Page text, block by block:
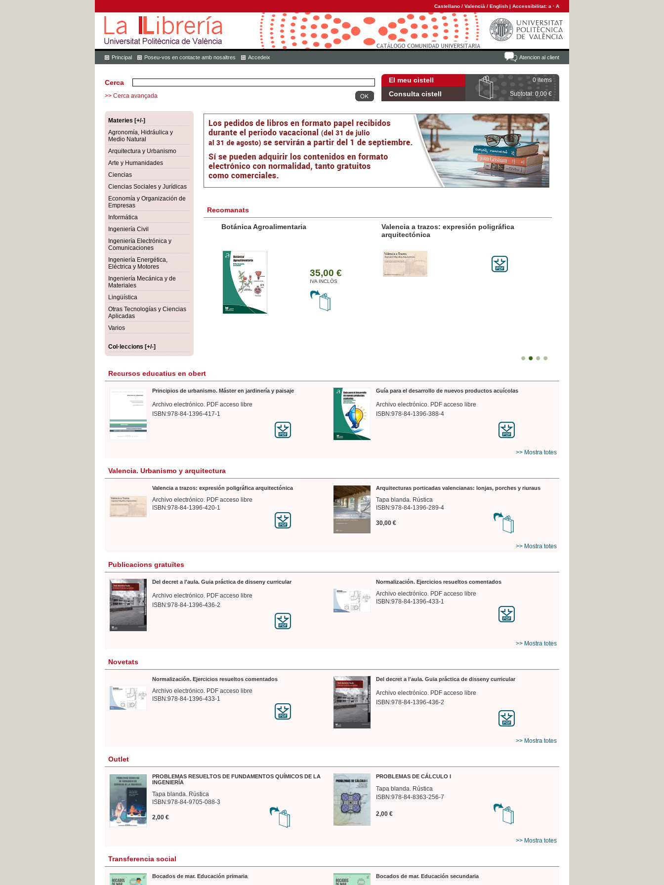
Castellano / Valencià / English | Accessibilitat: a · A
Atencion al client
Principal Poseu-vos en contacte amb nosaltres Accedeix
El meu cistell 0 items
Consulta cistell Subtotal: 0,00 €
Cerca
>> Cerca avançada
Materies [+/-]
Agronomía, Hidráulica y
Medio Natural
Arquitectura y Urbanismo
Arte y Humanidades
Ciencias
Ciencias Sociales y Jurídicas
Economía y Organización de
Empresas
Informática
Ingeniería Civil
Ingeniería Electrónica y
Comunicaciones
Ingeniería Energética,
Eléctrica y Motores
Ingeniería Mecánica y de
Materiales
Lingüística
Otras Tecnologías y Ciencias
Aplicadas
Varios
Col·leccions [+/-]
Recomanats
Botánica Agroalimentaria
35,00 €
IVA INCLÒS
Valencia a trazos: expresión poligráfica
arquitectónica
Recursos educatius en obert
Principios de urbanismo. Máster en jardinería y paisaje
Archivo electrónico. PDF acceso libre
ISBN:978-84-1396-417-1
Guía para el desarrollo de nuevos productos acuícolas
Archivo electrónico. PDF acceso libre
ISBN:978-84-1396-388-4
>> Mostra totes
Valencia. Urbanismo y arquitectura
Valencia a trazos: expresión poligráfica arquitectónica
Archivo electrónico. PDF acceso libre
ISBN:978-84-1396-420-1
Arquitecturas porticadas valencianas: lonjas, porches y riuraus
Tapa blanda. Rústica
ISBN:978-84-1396-289-4
30,00 €
>> Mostra totes
Publicacions gratuïtes
Del decret a l'aula. Guia práctica de disseny curricular
Archivo electrónico. PDF acceso libre
ISBN:978-84-1396-436-2
Normalización. Ejercicios resueltos comentados
Archivo electrónico. PDF acceso libre
ISBN:978-84-1396-433-1
>> Mostra totes
Novetats
Normalización. Ejercicios resueltos comentados
Archivo electrónico. PDF acceso libre
ISBN:978-84-1396-433-1
Del decret a l'aula. Guia práctica de disseny curricular
Archivo electrónico. PDF acceso libre
ISBN:978-84-1396-436-2
>> Mostra totes
Outlet
PROBLEMAS RESUELTOS DE FUNDAMENTOS QUÍMICOS DE LA
INGENIERÍA
Tapa blanda. Rústica
ISBN:978-84-9705-088-3
2,00 €
PROBLEMAS DE CÁLCULO I
Tapa blanda. Rústica
ISBN:978-84-8363-256-7
2,00 €
>> Mostra totes
Transferencia social
Bocados de mar. Educación primaria Bocados de mar. Educación secundaria